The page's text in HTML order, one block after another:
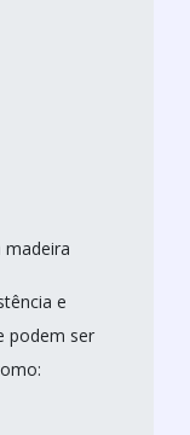
madeira
e
podem ser